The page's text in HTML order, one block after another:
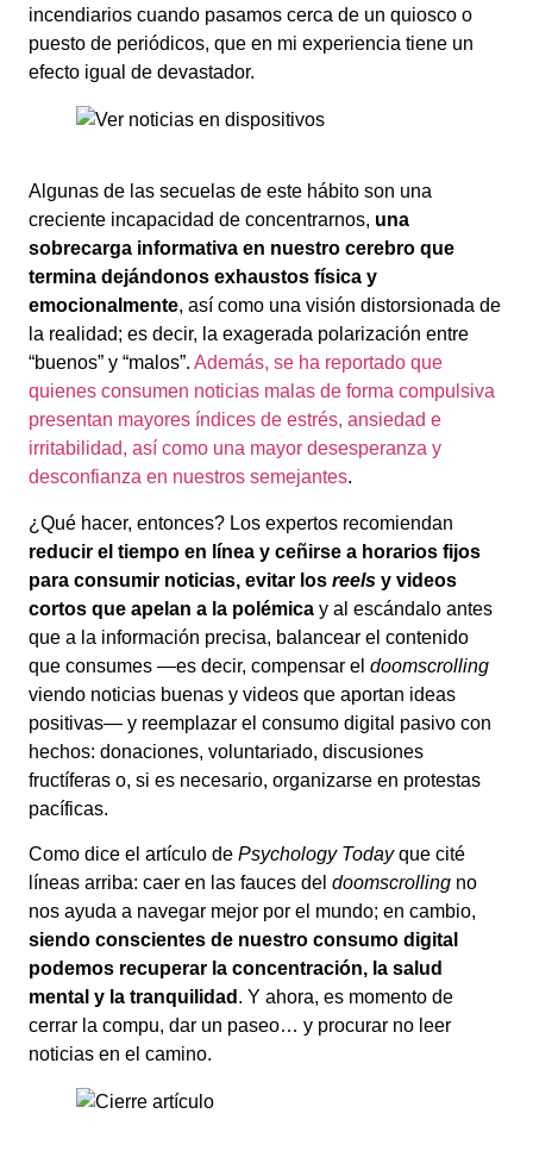
incendiarios cuando pasamos cerca de un quiosco o
puesto de periódicos, que en mi experiencia tiene un
efecto igual de devastador.
Algunas de las secuelas de este hábito son una
creciente incapacidad de concentrarnos, una
sobrecarga informativa en nuestro cerebro que
termina dejándonos exhaustos física y
emocionalmente, así como una visión distorsionada de
la realidad; es decir, la exagerada polarización entre
“buenos” y “malos”. Además, se ha reportado que
quienes consumen noticias malas de forma compulsiva
presentan mayores índices de estrés, ansiedad e
irritabilidad, así como una mayor desesperanza y
desconfianza en nuestros semejantes.
¿Qué hacer, entonces? Los expertos recomiendan
reducir el tiempo en línea y ceñirse a horarios fijos
para consumir noticias, evitar los reels y videos
cortos que apelan a la polémica y al escándalo antes
que a la información precisa, balancear el contenido
que consumes —es decir, compensar el doomscrolling
viendo noticias buenas y videos que aportan ideas
positivas— y reemplazar el consumo digital pasivo con
hechos: donaciones, voluntariado, discusiones
fructíferas o, si es necesario, organizarse en protestas
pacíficas.
Como dice el artículo de Psychology Todayque cité
líneas arriba: caer en las fauces del doomscrolling no
nos ayuda a navegar mejor por el mundo; en cambio,
siendo conscientes de nuestro consumo digital
podemos recuperar la concentración, la salud
mental y la tranquilidad . Y ahora, es momento de
cerrar la compu, dar un paseo… y procurar no leer
noticias en el camino.